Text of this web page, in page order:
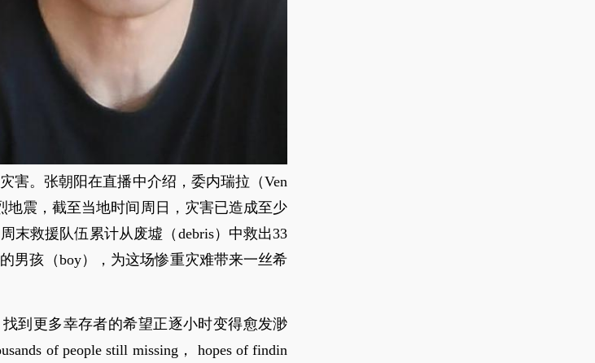
害。张朝阳在直播中介绍，委内瑞拉（Ven
地震，截至当地时间周日，灾害已造成至少
末救援队伍累计从废墟（debris）中救出33
男孩（boy），为这场惨重灾难带来一丝希
到更多幸存者的希望正逐小时变得愈发渺
of people still missing， hopes of findin